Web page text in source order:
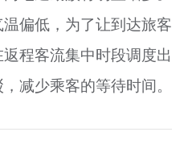
偏低，为了让到达旅客
程客流集中时段调度出
减少乘客的等待时间。